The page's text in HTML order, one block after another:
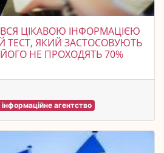
ЦІКАВОЮ ІНФОРМАЦІЄЮ
ТЕСТ, ЯКИЙ ЗАСТОСОВУЮТЬ
ЙОГО НЕ ПРОХОДЯТЬ 70%
агентство